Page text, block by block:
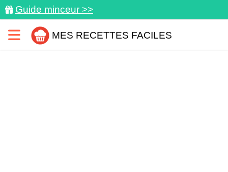
Guide minceur >>
MES RECETTES FACILES